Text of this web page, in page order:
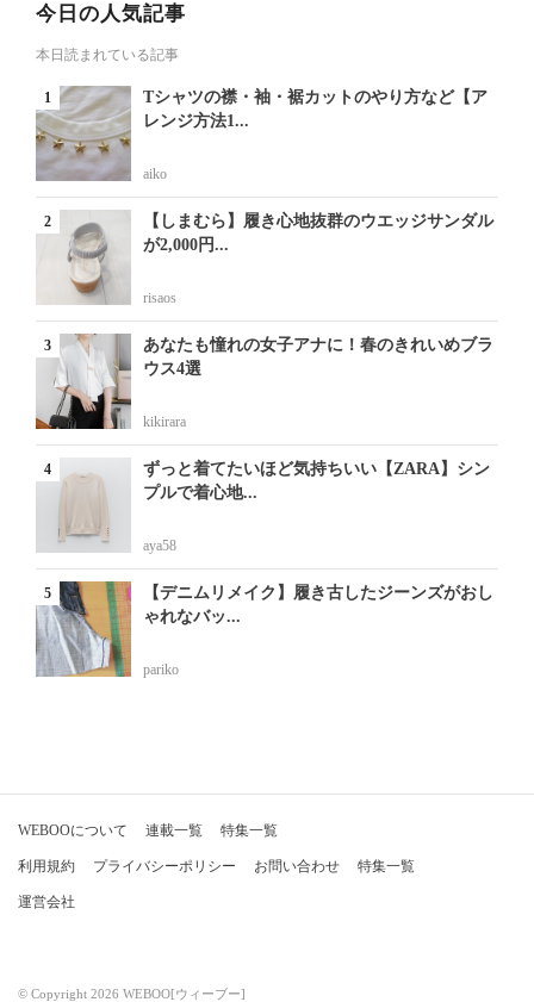
今日の人気記事
本日読まれている記事
Tシャツの襟・袖・裾カットのやり方など【ア
レンジ方法1...
aiko
【しまむら】履き心地抜群のウエッジサンダル
が2,000円...
risaos
あなたも憧れの女子アナに！春のきれいめブラ
ウス4選
kikirara
ずっと着てたいほど気持ちいい【ZARA】シン
プルで着心地...
aya58
【デニムリメイク】履き古したジーンズがおし
ゃれなバッ...
pariko
WEBOOについて 連載一覧 特集一覧
利用規約 プライバシーポリシー お問い合わせ 特集一覧
運営会社
© Copyright 2026 WEBOO[ウィーブー]